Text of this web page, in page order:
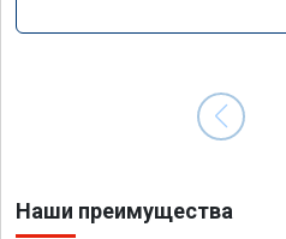
Наши преимущества